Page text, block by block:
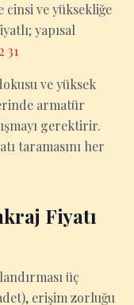
ve yüksekliğe
yapısal
31
ve yüksek
armatür
gerektirir.
taramasını her
Fiyatı
üç
erişim zorluğu